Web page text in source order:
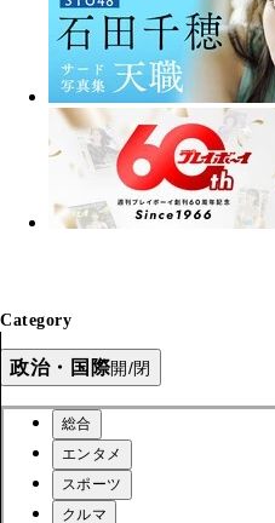
Category
政治・国際開/閉
総合
エンタメ
スポーツ
クルマ